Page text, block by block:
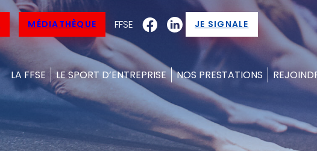
MÉDIATHÈQUE FFSE JE SIGNALE
LA FFSE LE SPORT D’ENTREPRISE NOS PRESTATIONS